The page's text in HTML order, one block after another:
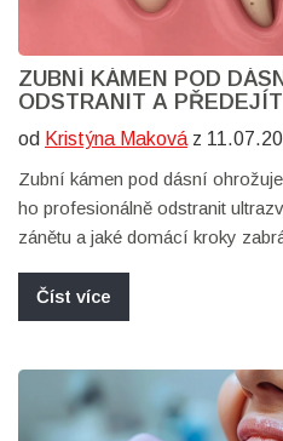
ZUBNÍ KÁMEN POD
ODSTRANIT A
od Kristýna Maková z
Zubní kámen pod dásní
ho profesionálně odstranit
zánětu a jaké domácí kroky
Číst více